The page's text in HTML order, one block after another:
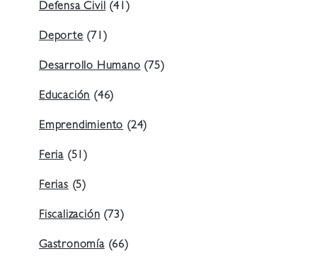
Defensa Civil (41)
Deporte (71)
Desarrollo Humano (75)
Educación (46)
Emprendimiento (24)
Feria (51)
Ferias (5)
Fiscalización (73)
Gastronomía(66)